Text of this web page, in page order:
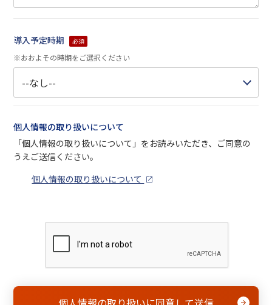
導入予定時期 必須
※おおよその時期をご選択ください
個人情報の取り扱いについて
「個人情報の取り扱いについて」をお読みいただき、ご同意の
うえご送信ください。
個人情報の取り扱いについて